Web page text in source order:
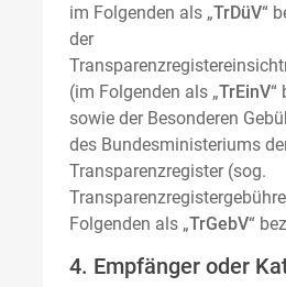
im Folgenden als „TrDüV“
der
(im Folgenden als „TrEinV“
sowie der Besonderen
des Bundesministeriums
Transparenzregister (sog.
Folgenden als „TrGebV“
4. Empfänger oder